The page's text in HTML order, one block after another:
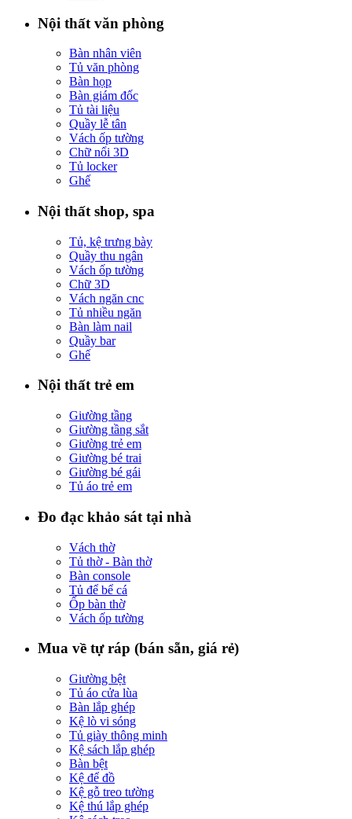
Nội thất văn phòng
Bàn nhân viên
Tủ văn phòng
Bàn họp
Bàn giám đốc
Tủ tài liệu
Quầy lễ tân
Vách ốp tường
Chữ nổi 3D
Tủ locker
Ghế
Nội thất shop, spa
Tủ, kệ trưng bày
Quầy thu ngân
Vách ốp tường
Chữ 3D
Vách ngăn cnc
Tủ nhiều ngăn
Bàn làm nail
Quầy bar
Ghế
Nội thất trẻ em
Giường tầng
Giường tầng sắt
Giường trẻ em
Giường bé trai
Giường bé gái
Tủ áo trẻ em
Đo đạc khảo sát tại nhà
Vách thờ
Tủ thờ - Bàn thờ
Bàn console
Tủ để bể cá
Ốp bàn thờ
Vách ốp tường
Mua về tự ráp (bán sẵn, giá rẻ)
Giường bệt
Tủ áo cửa lùa
Bàn lắp ghép
Kệ lò vi sóng
Tủ giày thông minh
Kệ sách lắp ghép
Bàn bệt
Kệ để đồ
Kệ gỗ treo tường
Kệ thú lắp ghép